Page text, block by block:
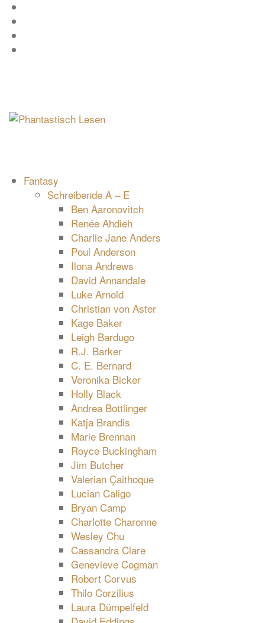
Zum
Inhalt
springen
Fantasy
Schreibende A – E
Ben Aaronovitch
Renée Ahdieh
Charlie Jane Anders
Poul Anderson
Ilona Andrews
David Annandale
Luke Arnold
Christian von Aster
Kage Baker
Leigh Bardugo
R.J. Barker
C. E. Bernard
Veronika Bicker
Holly Black
Andrea Bottlinger
Katja Brandis
Marie Brennan
Royce Buckingham
Jim Butcher
Valerian Çaithoque
Lucian Caligo
Bryan Camp
Charlotte Charonne
Wesley Chu
Cassandra Clare
Genevieve Cogman
Robert Corvus
Thilo Corzilius
Laura Dümpelfeld